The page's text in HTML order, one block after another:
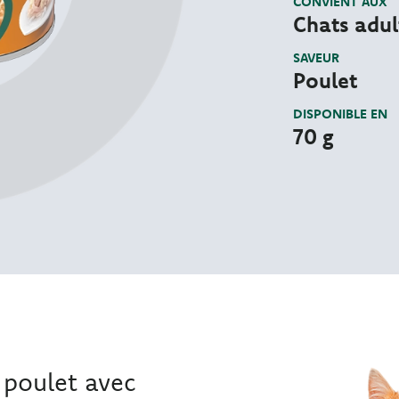
Chats
SAVEUR
Poulet
DISPONIBLE EN
70 g
avec